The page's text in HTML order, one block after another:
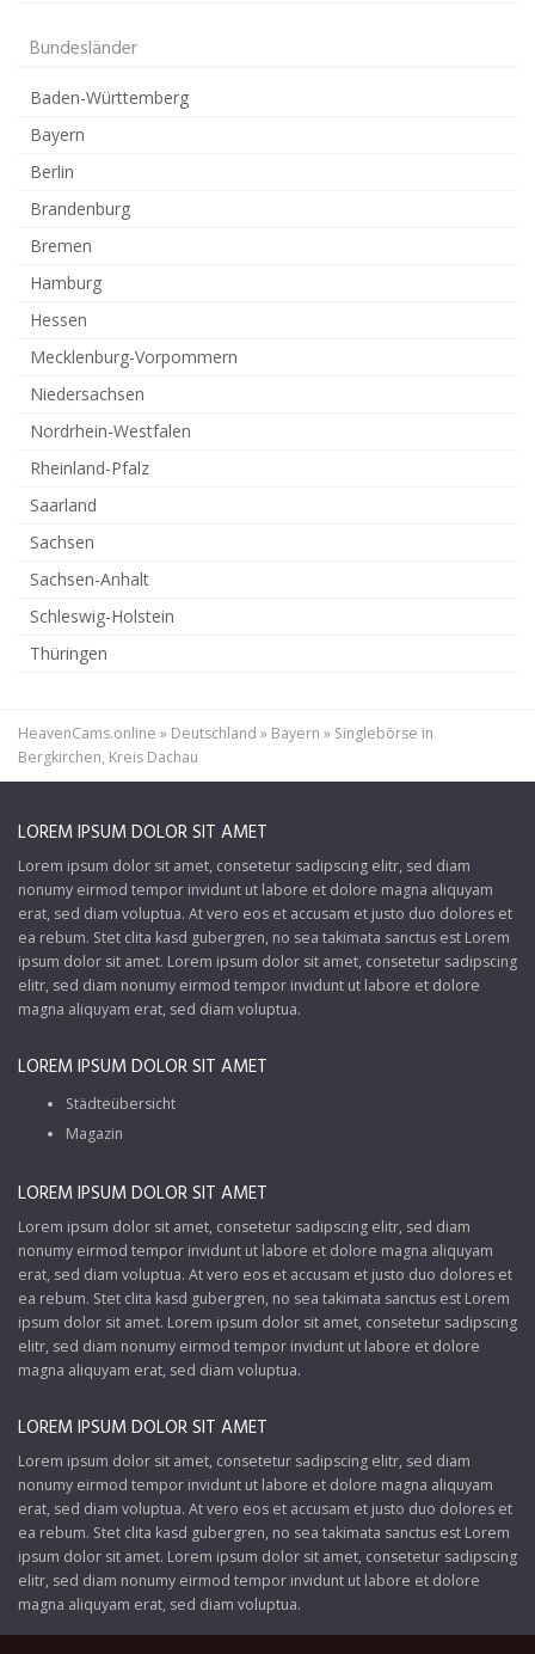
Bundesländer
Baden-Württemberg
Bayern
Berlin
Brandenburg
Bremen
Hamburg
Hessen
Mecklenburg-Vorpommern
Niedersachsen
Nordrhein-Westfalen
Rheinland-Pfalz
Saarland
Sachsen
Sachsen-Anhalt
Schleswig-Holstein
Thüringen
HeavenCams.online » Deutschland » Bayern » Singlebörse in
Bergkirchen, Kreis Dachau
LOREM IPSUM DOLOR SIT AMET
Lorem ipsum dolor sit amet, consetetur sadipscing elitr, sed diam
nonumy eirmod tempor invidunt ut labore et dolore magna aliquyam
erat, sed diam voluptua. At vero eos et accusam et justo duo dolores et
ea rebum. Stet clita kasd gubergren, no sea takimata sanctus est Lorem
ipsum dolor sit amet. Lorem ipsum dolor sit amet, consetetur sadipscing
elitr, sed diam nonumy eirmod tempor invidunt ut labore et dolore
magna aliquyam erat, sed diam voluptua.
LOREM IPSUM DOLOR SIT AMET
Städteübersicht
Magazin
LOREM IPSUM DOLOR SIT AMET
Lorem ipsum dolor sit amet, consetetur sadipscing elitr, sed diam
nonumy eirmod tempor invidunt ut labore et dolore magna aliquyam
erat, sed diam voluptua. At vero eos et accusam et justo duo dolores et
ea rebum. Stet clita kasd gubergren, no sea takimata sanctus est Lorem
ipsum dolor sit amet. Lorem ipsum dolor sit amet, consetetur sadipscing
elitr, sed diam nonumy eirmod tempor invidunt ut labore et dolore
magna aliquyam erat, sed diam voluptua.
LOREM IPSUM DOLOR SIT AMET
Lorem ipsum dolor sit amet, consetetur sadipscing elitr, sed diam
nonumy eirmod tempor invidunt ut labore et dolore magna aliquyam
erat, sed diam voluptua. At vero eos et accusam et justo duo dolores et
ea rebum. Stet clita kasd gubergren, no sea takimata sanctus est Lorem
ipsum dolor sit amet. Lorem ipsum dolor sit amet, consetetur sadipscing
elitr, sed diam nonumy eirmod tempor invidunt ut labore et dolore
magna aliquyam erat, sed diam voluptua.